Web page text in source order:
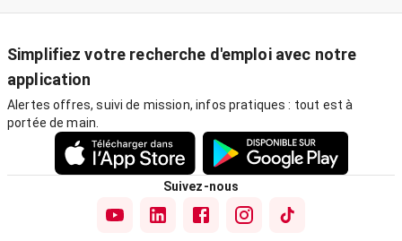
Simplifiez votre recherche d'emploi avec notre
application
Alertes offres, suivi de mission, infos pratiques : tout est à
portée de main.
Suivez-nous